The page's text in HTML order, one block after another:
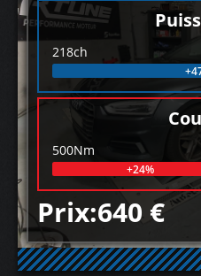
218ch
500Nm
+24%
Prix:640 €